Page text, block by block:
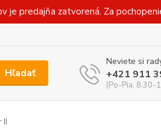
je predajňa zatvorená. Za
Hľadať
Neviete si
+421 911
(Po-Pia, 8.30-
II